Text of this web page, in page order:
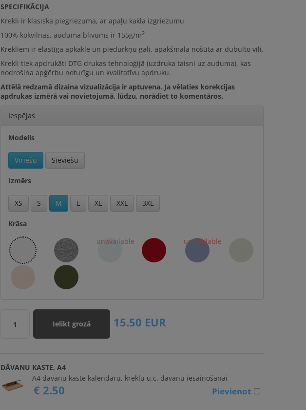
SPECIFIKĀCIJA
Krekli ir klasiska piegriezuma, ar apaļu kakla izgriezumu
100% kokvilnas, auduma blīvums ir 155g/m2
Krekliem ir elastīga apkakle un piedurkņu gali, apakšmala nošūta ar dubulto vīli.
Krekli tiek apdrukāti DTG drukas tehnoloģijā (uzdruka taisni uz auduma), kas
nodrošina apģērbu noturīgu un kvalitatīvu apdruku.
Attēlā redzamā dizaina vizualizācija ir aptuvena. Ja vēlaties korekcijas
apdrukas izmērā vai novietojumā, lūdzu, norādiet to komentāros.
Iespējas
Modelis
Vīriešu Sieviešu
Izmērs
XS S M L XL XXL 3XL
Krāsa
1 Ielikt grozā 15.50 EUR
DĀVANU KASTE, A4
A4 dāvanu kaste kalendāru, kreklu u.c. dāvanu iesaiņošanai
Pievienot
€ 2.50